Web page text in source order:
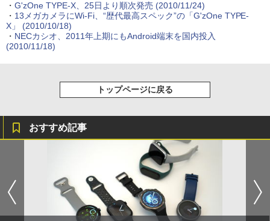
・ G'zOne TYPE-X、25日より順次発売 (2010/11/24)
・ 13メガカメラにWi-Fi、“歴代最高スペック”の「G'zOne TYPE-
X」
(2010/10/18)
・ NECカシオ、2011年上期にもAndroid端末を国内投入
(2010/11/18)
トップページに戻る
おすすめ記事